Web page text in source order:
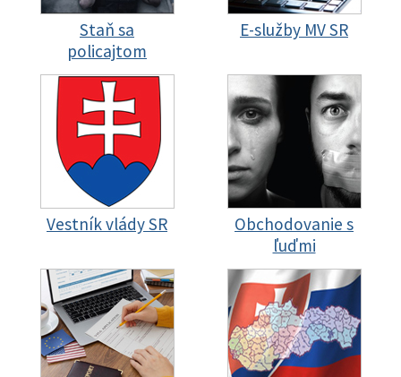
Staň sa
policajtom
E-služby MV SR
Vestník vlády SR
Obchodovanie s
ľuďmi